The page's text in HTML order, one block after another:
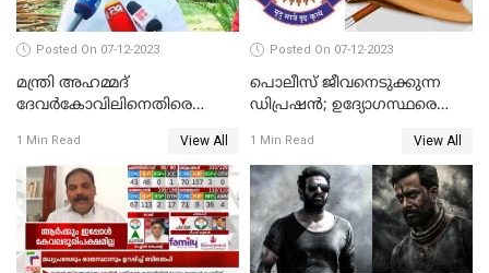
Posted On 07-12-2023
മന്ത്രി അഹമ്മദ്
ദേവർകോവിലിനെതിരെ
ആരോപണത്തിൽ
അന്വേഷണം
1 Min Read View All
Posted On 07-12-2023
പൊലീസ് ജീവനെടുക്കുന്ന
ഡിപ്രഷൻ; ഉദ്യോഗസ്ഥരെ
നടപടികളുമായി ഡിജിപി
1 Min Read View All